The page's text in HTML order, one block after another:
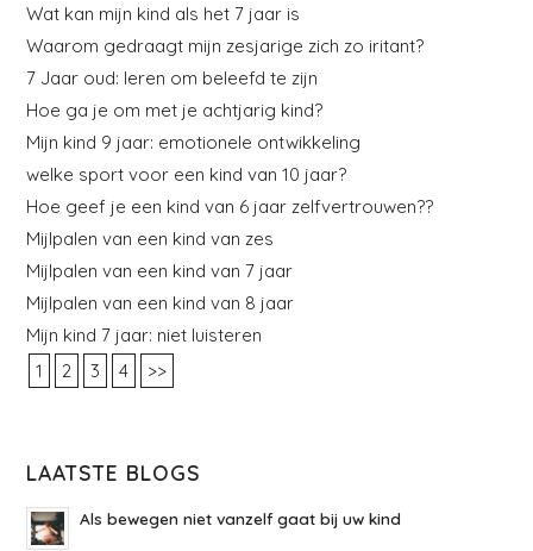
Wat kan mijn kind als het 7 jaar is
Waarom gedraagt mijn zesjarige zich zo iritant?
7 Jaar oud: leren om beleefd te zijn
Hoe ga je om met je achtjarig kind?
Mijn kind 9 jaar: emotionele ontwikkeling
welke sport voor een kind van 10 jaar?
Hoe geef je een kind van 6 jaar zelfvertrouwen??
Mijlpalen van een kind van zes
Mijlpalen van een kind van 7 jaar
Mijlpalen van een kind van 8 jaar
Mijn kind 7 jaar: niet luisteren
1
2 3 4 >>
LAATSTE BLOGS
Als bewegen niet vanzelf gaat bij uw kind